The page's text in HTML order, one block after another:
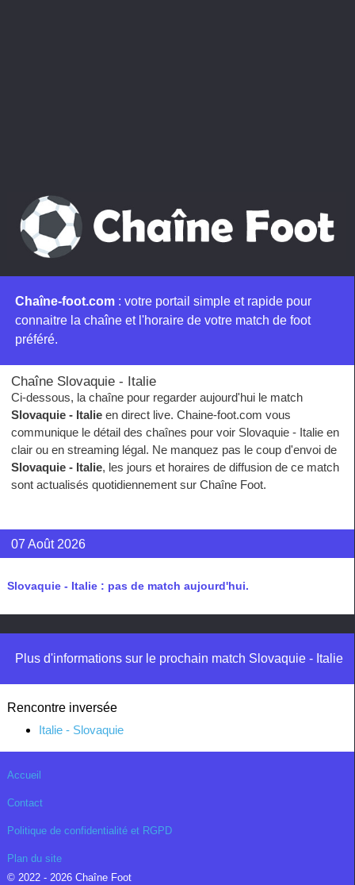
Chaîne-foot.com : votre portail simple et rapide pour
connaitre la chaîne et l'horaire de votre match de foot
préféré.
Chaîne Slovaquie - Italie
Ci-dessous, la chaîne pour regarder aujourd'hui le match
Slovaquie - Italie en direct live. Chaine-foot.com vous
communique le détail des chaînes pour voir Slovaquie - Italie en
clair ou en streaming légal. Ne manquez pas le coup d'envoi de
Slovaquie - Italie, les jours et horaires de diffusion de ce match
sont actualisés quotidiennement sur Chaîne Foot.
07 Août 2026
Slovaquie - Italie : pas de match aujourd'hui.
Plus d'informations sur le prochain match Slovaquie - Italie
Rencontre inversée
Italie - Slovaquie
Accueil
Contact
Politique de confidentialité et RGPD
Plan du site
© 2022 - 2026 Chaîne Foot